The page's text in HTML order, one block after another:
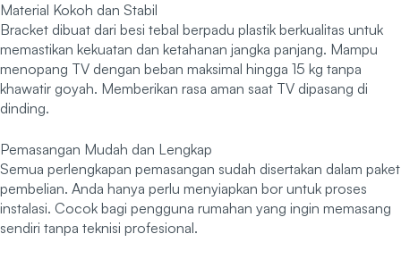
Material Kokoh dan Stabil
Bracket dibuat dari besi tebal berpadu plastik berkualitas untuk
memastikan kekuatan dan ketahanan jangka panjang. Mampu
menopang TV dengan beban maksimal hingga 15 kg tanpa
khawatir goyah. Memberikan rasa aman saat TV dipasang di
dinding.
Pemasangan Mudah dan Lengkap
Semua perlengkapan pemasangan sudah disertakan dalam paket
pembelian. Anda hanya perlu menyiapkan bor untuk proses
instalasi. Cocok bagi pengguna rumahan yang ingin memasang
sendiri tanpa teknisi profesional.